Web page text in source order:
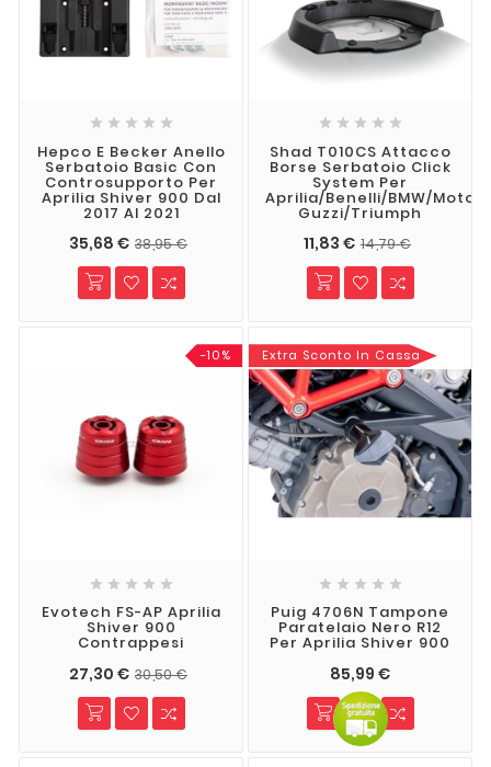
    
Hepco E Becker Anello
Serbatoio Basic Con
Controsupporto Per
Aprilia Shiver 900 Dal
2017 Al 2021
35,68 € 38,95 €
    
Shad T010CS Attacco
Borse Serbatoio Click
System Per
Aprilia/Benelli/BMW/Moto
Guzzi/Triumph
11,83 € 14,79 €
-10%
    
Evotech FS-AP Aprilia
Shiver 900
Contrappesi
27,30 € 30,50 €
Extra Sconto In Cassa
    
Puig 4706N Tampone
Paratelaio Nero R12
Per Aprilia Shiver 900
85,99 €